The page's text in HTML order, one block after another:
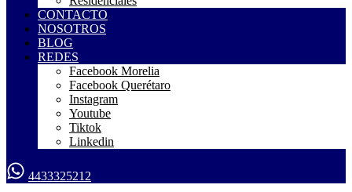
CONTACTO
NOSOTROS
BLOG
REDES
Facebook Morelia
Facebook Querétaro
Instagram
Youtube
Tiktok
Linkedin
4433325212